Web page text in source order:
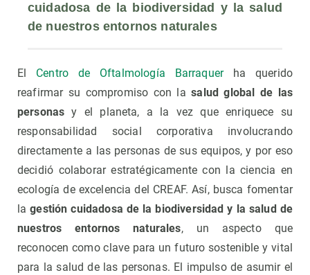
cuidadosa de la biodiversidad y la salud
de nuestros entornos naturales
El Centro de Oftalmología Barraquerha querido
reafirmar su compromiso con lasalud global de las
personas y el planeta, a la vez que enriquece su
responsabilidad social corporativa involucrando
directamente a las personas de sus equipos, y por eso
decidió colaborar estratégicamente con la ciencia en
ecología de excelencia del CREAF. Así, busca fomentar
lagestión cuidadosa de la biodiversidad y la salud de
nuestros entornos naturales, un aspecto que
reconocen como clave para un futuro sostenible y vital
para la salud de las personas. El impulso de asumir el